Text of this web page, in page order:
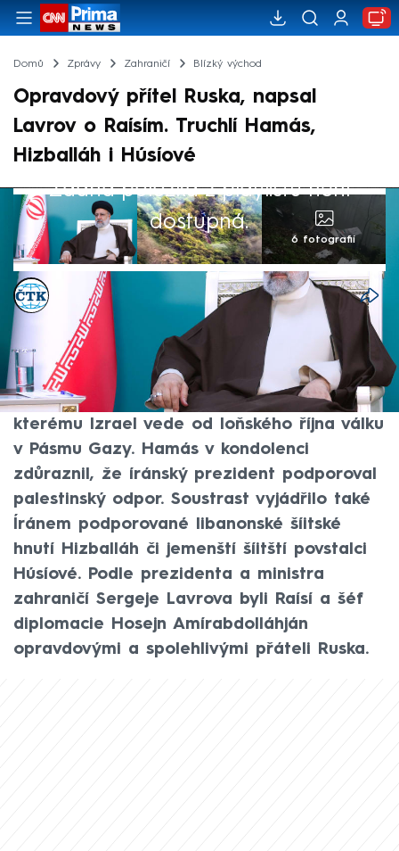
Domů Zprávy Zahraničí Blízký východ
Opravdový přítel Ruska, napsal
Lavrov o Raísím. Truchlí Hamás,
Hizballáh i Húsíové
Žádná položka z playlistu není
dostupná.
6 fotografií
ČTK
20. kvě 2024, 09:45
Smutek nad smrtí íránského prezidenta
Ebráhíma Raísího vyjádřilo v pondělí ráno
islamistické radikální hnutí Hamás, proti
kterému Izrael vede od loňského října válku
v Pásmu Gazy. Hamás v kondolenci
zdůraznil, že íránský prezident podporoval
palestinský odpor. Soustrast vyjádřilo také
Íránem podporované libanonské šíitské
hnutí Hizballáh či jemenští šíitští povstalci
Húsíové. Podle prezidenta a ministra
zahraničí Sergeje Lavrova byli Raísí a šéf
diplomacie Hosejn Amírabdolláhján
opravdovými a spolehlivými přáteli Ruska.